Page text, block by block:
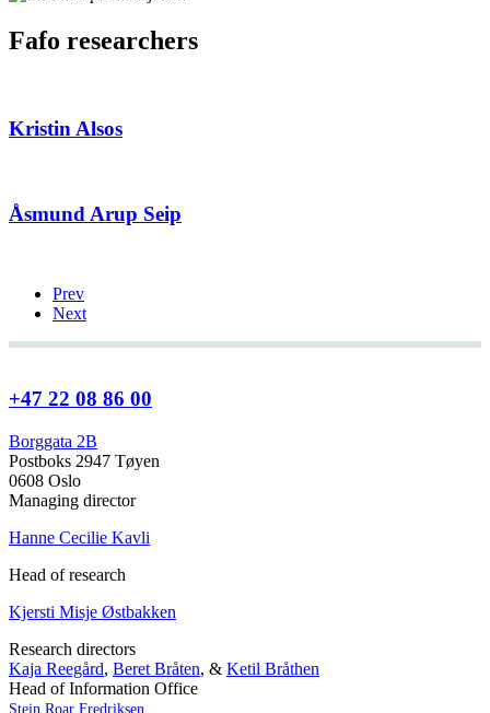
Fafo researchers
Kristin Alsos
Åsmund Arup Seip
Prev
Next
+47 22 08 86 00
Borggata 2B
Postboks 2947 Tøyen
0608 Oslo
Managing director
Hanne Cecilie Kavli
Head of research
Kjersti Misje Østbakken
Research directors
Kaja Reegård, Beret Bråten, & Ketil Bråthen
Head of Information Office
Stein Roar Fredriksen